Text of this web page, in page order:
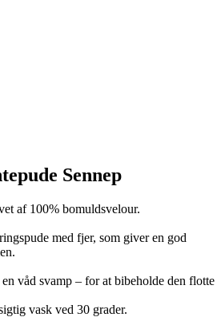
Sennep
af 100% bomuldsvelour.
med fjer, som giver en god
våd svamp – for at bibeholde den flotte
vask ved 30 grader.